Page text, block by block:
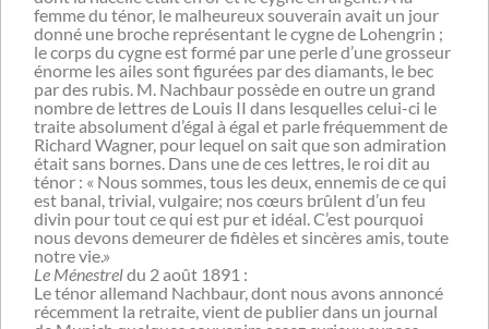
femme du ténor, le malheureux souverain avait un jour
donné une broche représentant le cygne de Lohengrin ;
le corps du cygne est formé par une perle d’une grosseur
énorme les ailes sont figurées par des diamants, le bec
par des rubis. M. Nachbaur possède en outre un grand
nombre de lettres de Louis II dans lesquelles celui-ci le
traite absolument d’égal à égal et parle fréquemment de
Richard Wagner, pour lequel on sait que son admiration
était sans bornes. Dans une de ces lettres, le roi dit au
ténor : « Nous sommes, tous les deux, ennemis de ce qui
est banal, trivial, vulgaire; nos cœurs brûlent d’un feu
divin pour tout ce qui est pur et idéal. C’est pourquoi
nous devons demeurer de fidèles et sincères amis, toute
notre vie.»
Le Ménestreldu 2 août 1891 :
Le ténor allemand Nachbaur, dont nous avons annoncé
récemment la retraite, vient de publier dans un journal